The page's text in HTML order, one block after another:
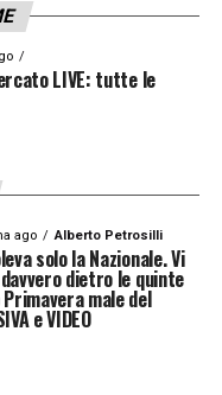
LIVE: tutte le
ago Alberto Petrosilli
solo la Nazionale. Vi
dietro le quinte
Primavera male del
e VIDEO